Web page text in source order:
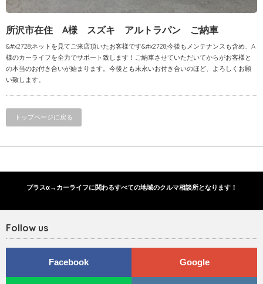
所沢市在住 A様 スズキ アルトラパン ご納車
&#x2728;ネットを見てご来店頂いたお客様です&#x2728;今後もメンテナンスも含め、A
様のカーライフを全力でサポート致します！ご納車させていただいてからがお客様と
の本当のお付き合いが始まります。今後とも末永いお付き合いのほど、よろしくお願
い致します。
トップページに戻る
プラスα→カーライフに関わるすべての地域のクルマ相談所となります！
Follow us
Facebook Google